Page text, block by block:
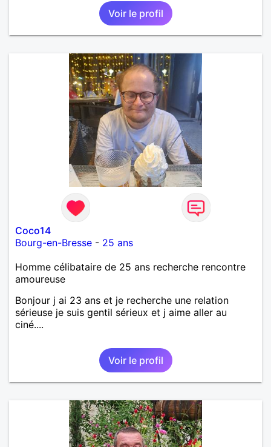
Voir le profil
Coco14
Bourg-en-Bresse - 25 ans
Homme célibataire de 25 ans recherche rencontre
amoureuse
Bonjour j ai 23 ans et je recherche une relation
sérieuse je suis gentil sérieux et j aime aller au
ciné....
Voir le profil